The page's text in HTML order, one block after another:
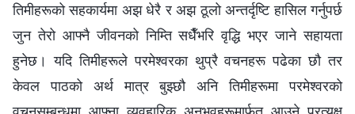
तिमीहरूको सहकार्यमा अझ धेरै र अझ ठूलो अन्तर्दृष्टि हासिल गर्नुपर्छ
जुन तेरो आफ्नै जीवनको निम्ति सधैँभरि वृद्धि भएर जाने सहायता
हुनेछ। यदि तिमीहरूले परमेश्‍वरका थुप्रै वचनहरू पढेका छौ तर
केवल पाठको अर्थ मात्र बुझ्छौ अनि तिमीहरूमा परमेश्‍वरको